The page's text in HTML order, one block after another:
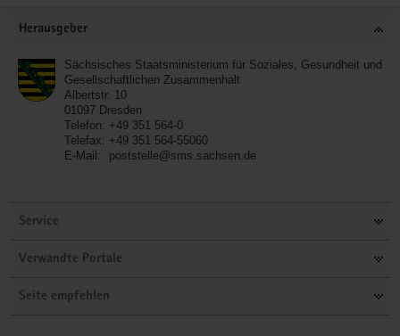
Herausgeber
Sächsisches Staatsministerium für Soziales, Gesundheit und
Gesellschaftlichen Zusammenhalt
Albertstr. 10
01097 Dresden
Telefon: +49 351 564-0
Telefax: +49 351 564-55060
E-Mail:
poststelle@sms.sachsen.de
Service
Verwandte Portale
Seite empfehlen